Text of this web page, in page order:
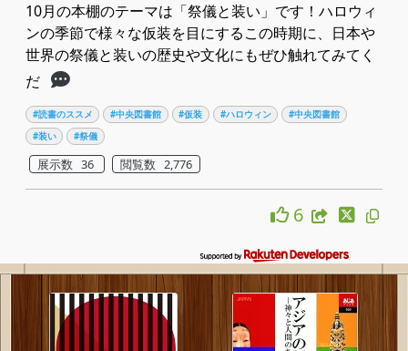
10月の本棚のテーマは「祭儀と装い」です！ハロウィ
ンの季節で様々な仮装を目にするこの時期に、日本や
世界の祭儀と装いの歴史や文化にもぜひ触れてみてく
だ
#読書のススメ #中央図書館 #仮装 #ハロウィン
#中央図書館
#装い
#祭儀
展示数 36 閲覧数 2,776
6